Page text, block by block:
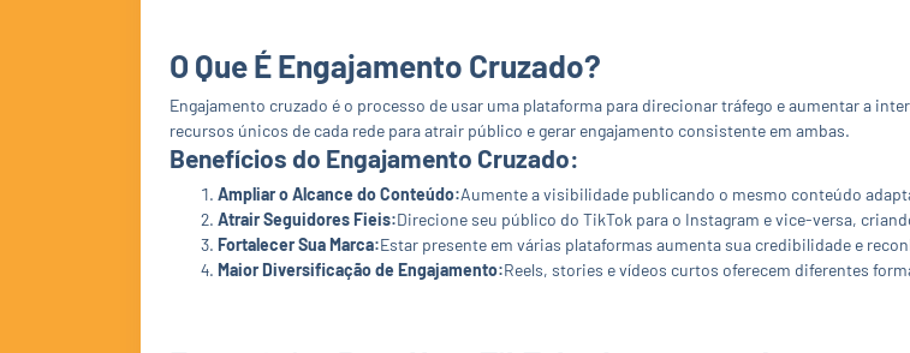
O Que É Engajamento Cruzado?
Engajamento cruzado é o processo de usar uma plataforma para direcionar tráfego e aumentar a
recursos únicos de cada rede para atrair público e gerar engajamento consistente em ambas.
Benefícios do Engajamento Cruzado:
Ampliar o Alcance do Conteúdo:Aumente a visibilidade publicando o mesmo conteúdo
Atrair Seguidores Fieis:Direcione seu público do TikTok para o Instagram e vice-versa,
Fortalecer Sua Marca:Estar presente em várias plataformas aumenta sua credibilidade e
Maior Diversificação de Engajamento:Reels, stories e vídeos curtos oferecem diferentes